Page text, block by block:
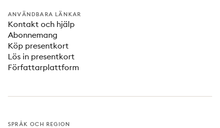
ANVÄNDBARA LÄNKAR
Kontakt och hjälp
Abonnemang
Köp presentkort
Lös in presentkort
Författarplattform
SPRÅK OCH REGION